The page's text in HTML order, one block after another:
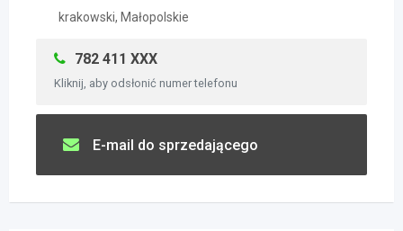
krakowski, Małopolskie
782 411 XXX
Kliknij, aby odsłonić numer telefonu
E-mail do sprzedającego